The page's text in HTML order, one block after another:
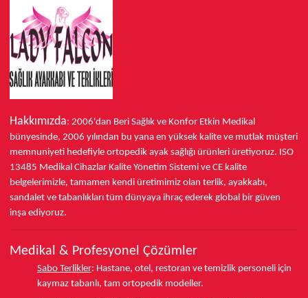
Hakkımızda: 2006'dan Beri Sağlık ve Konfor Etkin Medikal
bünyesinde, 2006 yılından bu yana en yüksek kalite ve mutlak müşteri
memnuniyeti hedefiyle ortopedik ayak sağlığı ürünleri üretiyoruz. ISO
13485 Medikal Cihazlar Kalite Yönetim Sistemi ve CE kalite
belgelerimizle, tamamen kendi üretimimiz olan terlik, ayakkabı,
sandalet ve tabanlıkları tüm dünyaya ihraç ederek global bir güven
inşa ediyoruz.
Medikal & Profesyonel Çözümler
Sabo Terlikler: Hastane, otel, restoran ve temizlik personeli için
kaymaz tabanlı, tam ortopedik modeller.